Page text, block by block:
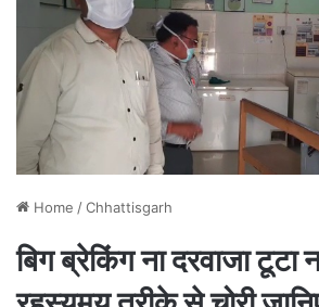
Home /Chhattisgarh
बिग ब्रेकिंग ना दरवाजा टूटा